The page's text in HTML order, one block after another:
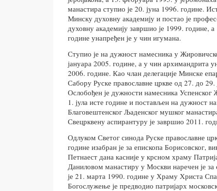
манастира ступио је 20. јуна 1996. године.
Минску духовну академију и постао је
духовну академију завршио је 1999. године,
године унапређен је у чин игумана.
Ступио је на дужност намесника у
јануара 2005. године, а у чин архимандрита
2006. године. Као члан делегације Минске
Сабору Руске православне цркве од 27. до 29.
Ослобођен је дужности намесника Успенског
1. јула исте године и постављен на дужност
Благовештенског Љаденског мушког
Свецрквену аспирантуру је завршио 2011.
Одлуком Светог синода Руске православне
године изабран је за епископа Борисовског,
Петнаест дана касније у крсном храму
Даниловом манастиру у Москви наречен је
је 21. марта 1990. године у Храму Христа
Богослужење је предводио патријарх